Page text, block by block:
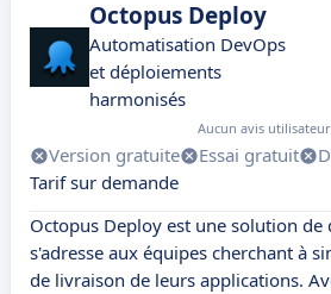
Octopus Deploy
Automatisation DevOps
et déploiements
harmonisés
Aucun avis
Version gratuite Essai gratuit
Tarif sur demande
Octopus Deploy est une solution
s'adresse aux équipes cherchant à
de livraison de leurs applications.